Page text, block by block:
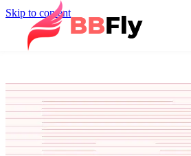
Skip to content